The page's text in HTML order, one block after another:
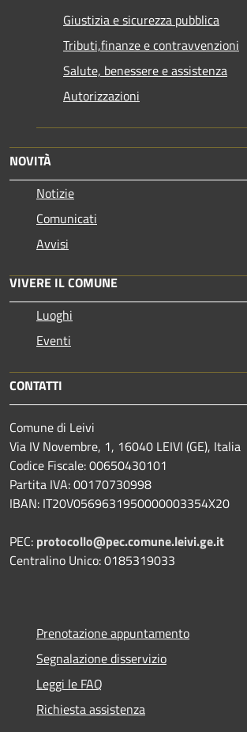
Giustizia e sicurezza pubblica
Tributi,finanze e contravvenzioni
Salute, benessere e assistenza
Autorizzazioni
NOVITÀ
Notizie
Comunicati
Avvisi
VIVERE IL COMUNE
Luoghi
Eventi
CONTATTI
Comune di Leivi
Via IV Novembre, 1, 16040 LEIVI (GE), Italia
Codice Fiscale: 00650430101
Partita IVA: 00170730998
IBAN: IT20V0569631950000003354X20
PEC: protocollo@pec.comune.leivi.ge.it
Centralino Unico: 0185319033
Prenotazione appuntamento
Segnalazione disservizio
Leggi le FAQ
Richiesta assistenza